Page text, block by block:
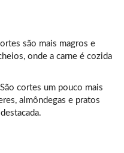
são mais magros e
onde a carne é cozida
cortes um pouco mais
almôndegas e pratos